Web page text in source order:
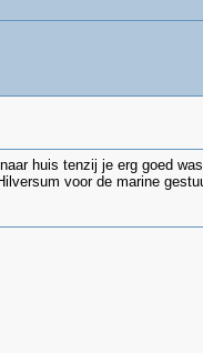
huis tenzij je erg goed
voor de marine